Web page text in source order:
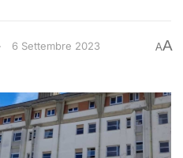
6 Settembre 2023 AA